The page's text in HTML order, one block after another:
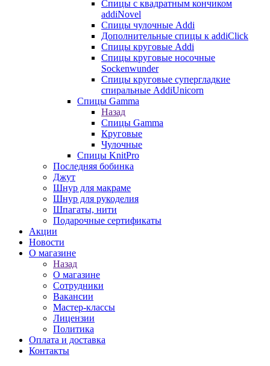
Спицы с квадратным кончиком
addiNovel
Спицы чулочные Addi
Дополнительные спицы к addiClick
Спицы круговые Addi
Спицы круговые носочные
Sockenwunder
Спицы круговые супергладкие
спиральные AddiUnicorn
Спицы Gamma
Назад
Спицы Gamma
Круговые
Чулочные
Спицы KnitPro
Последняя бобинка
Джут
Шнур для макраме
Шнур для рукоделия
Шпагаты, нити
Подарочные сертификаты
Акции
Новости
О магазине
Назад
О магазине
Сотрудники
Вакансии
Мастер-классы
Лицензии
Политика
Оплата и доставка
Контакты